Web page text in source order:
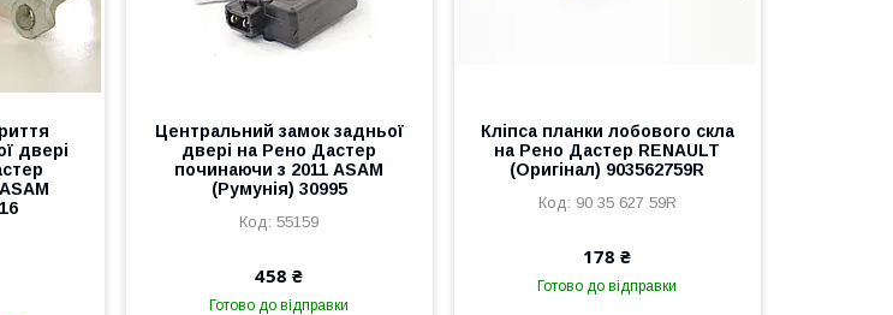
двері
Центральний замок задньої
двері на Рено Дастер
починаючи з 2011 ASAM
(Румунія) 30995
55159
458 ₴
Готово до відправки
Кліпса планки лобового скла
на Рено Дастер RENAULT
(Оригінал) 903562759R
90 35 627 59R
178 ₴
Готово до відправки